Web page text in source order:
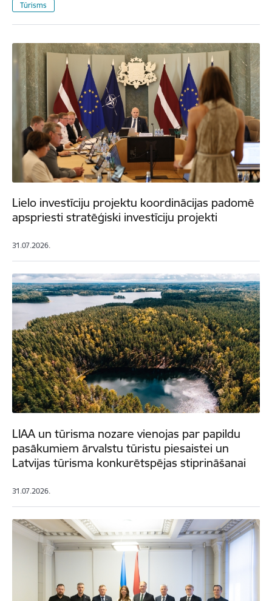
Tūrisms
Lielo investīciju projektu koordinācijas padomē
apspriesti stratēģiski investīciju projekti
31.07.2026.
LIAA un tūrisma nozare vienojas par papildu
pasākumiem ārvalstu tūristu piesaistei un
Latvijas tūrisma konkurētspējas stiprināšanai
31.07.2026.